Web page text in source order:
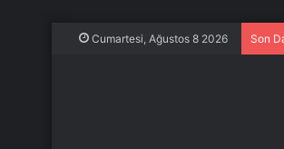
Cumartesi, Ağustos 8 2026 Son